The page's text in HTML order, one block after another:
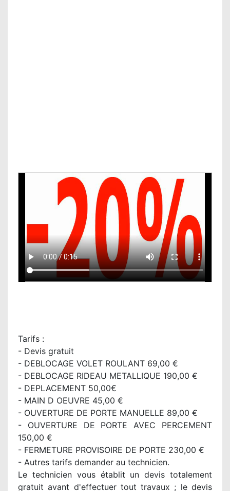
Tarifs :
- Devis gratuit
- DEBLOCAGE VOLET ROULANT 69,00 €
- DEBLOCAGE RIDEAU METALLIQUE 190,00 €
- DEPLACEMENT 50,00€
- MAIN D OEUVRE 45,00 €
- OUVERTURE DE PORTE MANUELLE 89,00 €
- OUVERTURE DE PORTE AVEC PERCEMENT
150,00 €
- FERMETURE PROVISOIRE DE PORTE 230,00 €
- Autres tarifs demander au technicien.
Le technicien vous établit un devis totalement
gratuit avant d'effectuer tout travaux ; le devis